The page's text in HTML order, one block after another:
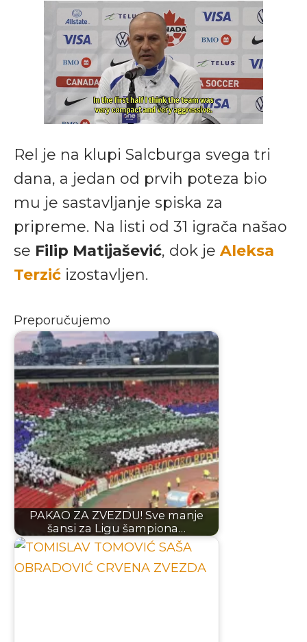
Rel je na klupi Salcburga svega tri
dana, a jedan od prvih poteza bio
mu je sastavljanje spiska za
pripreme. Na listi od 31 igrača našao
se Filip Matijašević, dok je Aleksa
Terzić izostavljen.
Preporučujemo
PAKAO ZA ZVEZDU! Sve manje
šansi za Ligu šampiona…